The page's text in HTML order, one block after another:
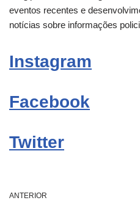
eventos recentes e
notícias sobre informações
Instagram
Facebook
Twitter
ANTERIOR